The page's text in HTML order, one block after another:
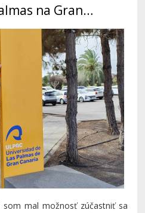
na Gran
som mal možnosť zúčastniť sa